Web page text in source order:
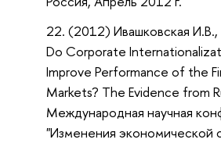
(2012) Ивашковская
Do Corporate
Improve Performance of the
Markets? The Evidence from
Международная научная
"Изменения экономической